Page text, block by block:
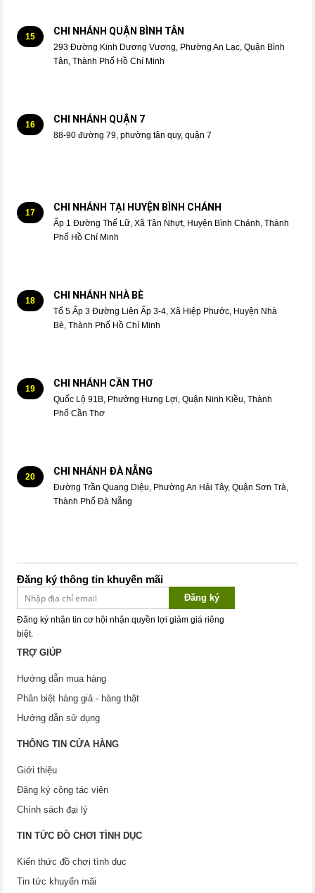
15 CHI NHÁNH QUẬN BÌNH TÂN
293 Đường Kinh Dương Vương, Phường An Lạc, Quận Bình
Tân, Thành Phố Hồ Chí Minh
16 CHI NHÁNH QUẬN 7
88-90 đường 79, phường tân quy, quận 7
17 CHI NHÁNH TẠI HUYỆN BÌNH CHÁNH
Ấp 1 Đường Thế Lữ, Xã Tân Nhựt, Huyện Bình Chánh, Thành
Phố Hồ Chí Minh
18 CHI NHÁNH NHÀ BÈ
Tổ 5 Ấp 3 Đường Liên Ấp 3-4, Xã Hiệp Phước, Huyện Nhà
Bè, Thành Phố Hồ Chí Minh
19 CHI NHÁNH CẦN THƠ
Quốc Lộ 91B, Phường Hưng Lợi, Quận Ninh Kiều, Thành
Phố Cần Thơ
20 CHI NHÁNH ĐÀ NẴNG
Đường Trần Quang Diệu, Phường An Hải Tây, Quận Sơn Trà,
Thành Phố Đà Nẵng
Đăng ký thông tin khuyến mãi
Đăng ký
Đăng ký nhận tin cơ hội nhận quyền lợi giảm giá riêng
biệt.
TRỢ GIÚP
Hướng dẫn mua hàng
Phân biệt hàng giả - hàng thật
Hướng dẫn sử dụng
THÔNG TIN CỬA HÀNG
Giới thiệu
Đăng ký cộng tác viên
Chính sách đại lý
TIN TỨC ĐỒ CHƠI TÌNH DỤC
Kiến thức đồ chơi tình dục
Tin tức khuyến mãi